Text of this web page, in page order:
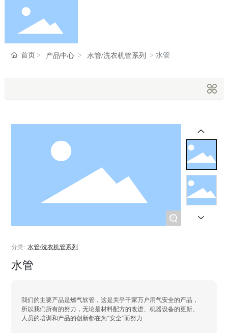
首页
首页 产品中心 水管/洗衣机管系列 水管
+
分类: 水管/洗衣机管系列
水管
我们的主要产品是燃气软管，这是关乎千家万户用气安全的产品，
所以我们所有的努力，无论是材料配方的改进、机器设备的更新、
人员的培训和产品的创新都在为“安全”而努力